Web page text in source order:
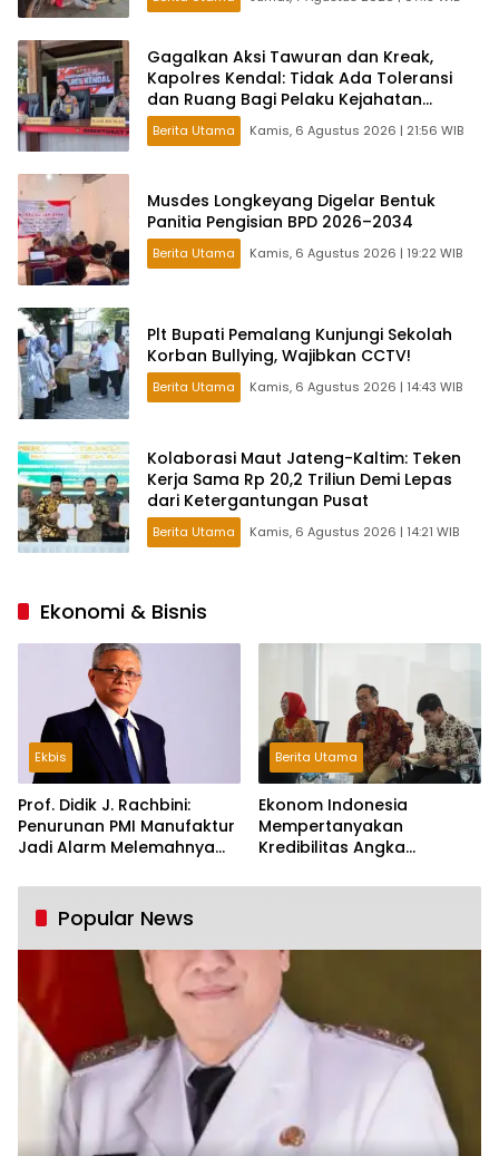
Gagalkan Aksi Tawuran dan Kreak,
Kapolres Kendal: Tidak Ada Toleransi
dan Ruang Bagi Pelaku Kejahatan
Jalanan
Berita Utama Kamis, 6 Agustus 2026 | 21:56 WIB
Musdes Longkeyang Digelar Bentuk
Panitia Pengisian BPD 2026–2034
Berita Utama Kamis, 6 Agustus 2026 | 19:22 WIB
Plt Bupati Pemalang Kunjungi Sekolah
Korban Bullying, Wajibkan CCTV!
Berita Utama Kamis, 6 Agustus 2026 | 14:43 WIB
Kolaborasi Maut Jateng-Kaltim: Teken
Kerja Sama Rp 20,2 Triliun Demi Lepas
dari Ketergantungan Pusat
Berita Utama Kamis, 6 Agustus 2026 | 14:21 WIB
Ekonomi & Bisnis
Ekbis
Prof. Didik J. Rachbini:
Penurunan PMI Manufaktur
Jadi Alarm Melemahnya
Berita Utama
Ekonom Indonesia
Mempertanyakan
Kredibilitas Angka
Tumbuh Tapi Rapuh
Popular News